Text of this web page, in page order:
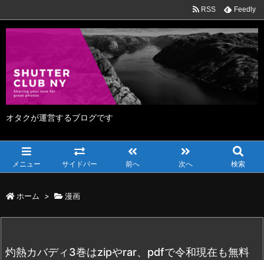
オタクが運営するブログです
メニュー サイドバー 前へ 次へ 検索
RSS Feedly
ホーム > 漫画
灼熱カバディ3巻はzipやrar、pdfで令和現在も無料